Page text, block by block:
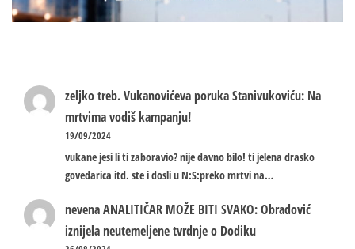
zeljko treb.Vukanovićeva poruka Stanivukoviću: Na
mrtvima vodiš kampanju!
19/09/2024
vukane jesi li ti zaboravio? nije davno bilo! ti jelena drasko
govedarica itd. ste i dosli u N:S:preko mrtvi na…
nevenaANALITIČAR MOŽE BITI SVAKO: Obradović
iznijela neutemeljene tvrdnje o Dodiku